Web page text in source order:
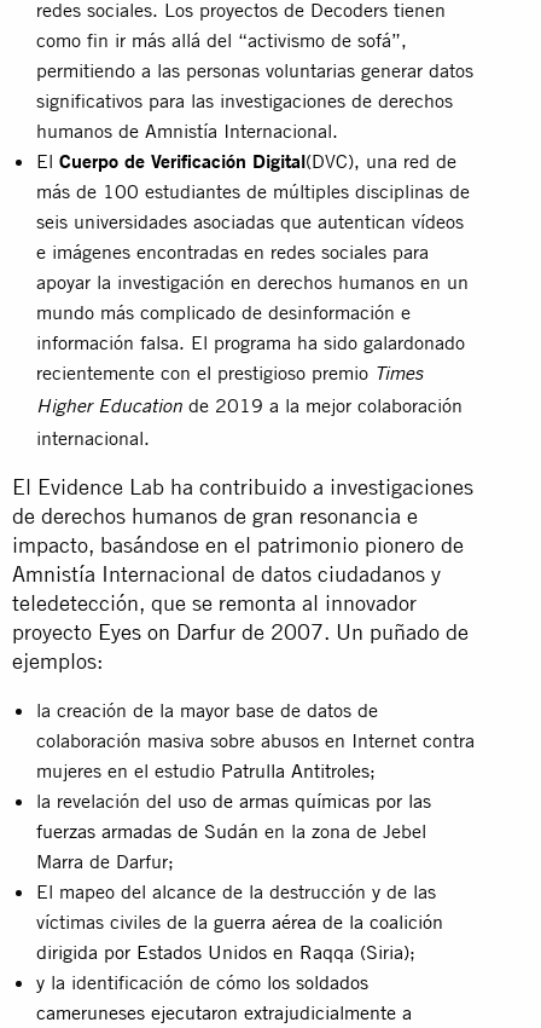
redes sociales. Los proyectos de Decoders tienen
como fin ir más allá del “activismo de sofá”,
permitiendo a las personas voluntarias generar datos
significativos para las investigaciones de derechos
humanos de Amnistía Internacional.
El Cuerpo de Verificación Digital(DVC), una red de
más de 100 estudiantes de múltiples disciplinas de
seis universidades asociadas que autentican vídeos
e imágenes encontradas en redes sociales para
apoyar la investigación en derechos humanos en un
mundo más complicado de desinformación e
información falsa. El programa ha sido galardonado
recientemente con el prestigioso premio Times
Higher Education de 2019 a la mejor colaboración
internacional.
El Evidence Lab ha contribuido a investigaciones
de derechos humanos de gran resonancia e
impacto, basándose en el patrimonio pionero de
Amnistía Internacional de datos ciudadanos y
teledetección, que se remonta al innovador
proyecto Eyes on Darfur de 2007. Un puñado de
ejemplos:
la creación de la mayor base de datos de
colaboración masiva sobre abusos en Internet contra
mujeres en el estudio Patrulla Antitroles;
la revelación del uso de armas químicas por las
fuerzas armadas de Sudán en la zona de Jebel
Marra de Darfur;
El mapeo del alcance de la destrucción y de las
víctimas civiles de la guerra aérea de la coalición
dirigida por Estados Unidos en Raqqa (Siria);
y la identificación de cómo los soldados
cameruneses ejecutaron extrajudicialmente a